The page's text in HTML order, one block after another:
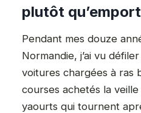
plutôt
Pendant mes douze
Normandie, j’ai vu
voitures chargées à ras
courses achetés la
yaourts qui tournent